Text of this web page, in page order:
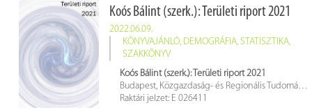
Koós Bálint (szerk.): Területi riport 2021
2022.06.09.
KÖNYVAJÁNLÓ, DEMOGRÁFIA, STATISZTIKA,
SZAKKÖNYV
Koós Bálint (szerk.): Területi riport 2021
Budapest, Közgazdaság- és Regionális Tudományi Kutatóközpont Regionális Kutatások Intézete, 2021. 186 p.
Raktári jelzet: E 026411